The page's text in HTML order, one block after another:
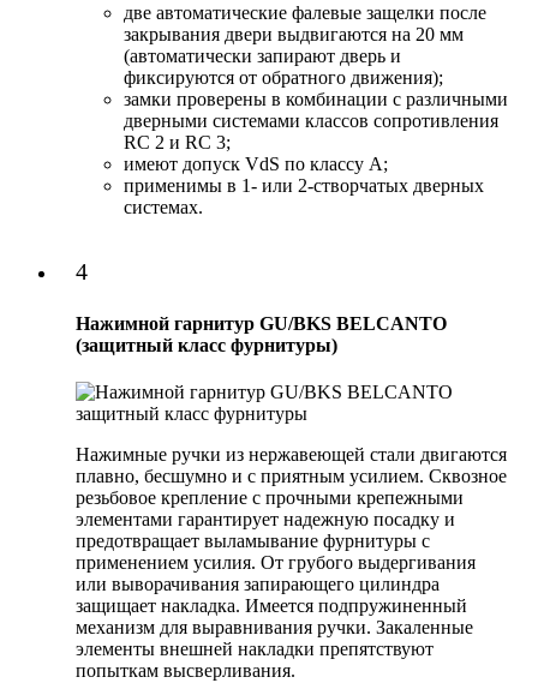
две автоматические фалевые защелки после
закрывания двери выдвигаются на 20 мм
(автоматически запирают дверь и
фиксируются от обратного движения);
замки проверены в комбинации с различными
дверными системами классов сопротивления
RC 2 и RC 3;
имеют допуск VdS по классу А;
применимы в 1- или 2-створчатых дверных
системах.
4
Нажимной гарнитур GU/BKS BELCANTO
(защитный класс фурнитуры)
Нажимные ручки из нержавеющей стали двигаются
плавно, бесшумно и с приятным усилием. Сквозное
резьбовое крепление с прочными крепежными
элементами гарантирует надежную посадку и
предотвращает выламывание фурнитуры с
применением усилия. От грубого выдергивания
или выворачивания запирающего цилиндра
защищает накладка. Имеется подпружиненный
механизм для выравнивания ручки. Закаленные
элементы внешней накладки препятствуют
попыткам высверливания.